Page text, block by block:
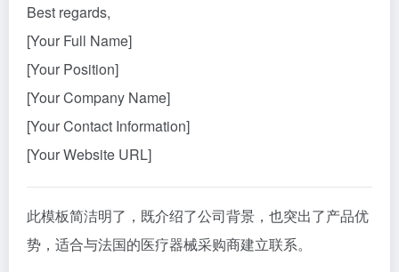
Best regards,
[Your Full Name]
[Your Position]
[Your Company Name]
[Your Contact Information]
[Your Website URL]
此模板简洁明了，既介绍了公司背景，也突出了产品优
势，适合与法国的医疗器械采购商建立联系。